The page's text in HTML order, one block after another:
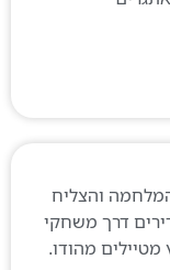
והצליח
משחקי
מהודו.